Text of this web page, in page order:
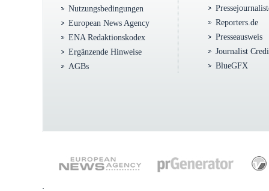
Nutzungsbedingungen
European News Agency
ENA Redaktionskodex
Ergänzende Hinweise
AGBs
Reporters.de
Presseausweis
Journalist
BlueGFX
.